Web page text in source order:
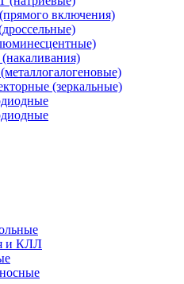
включения)
(зеркальные)
и КЛЛ